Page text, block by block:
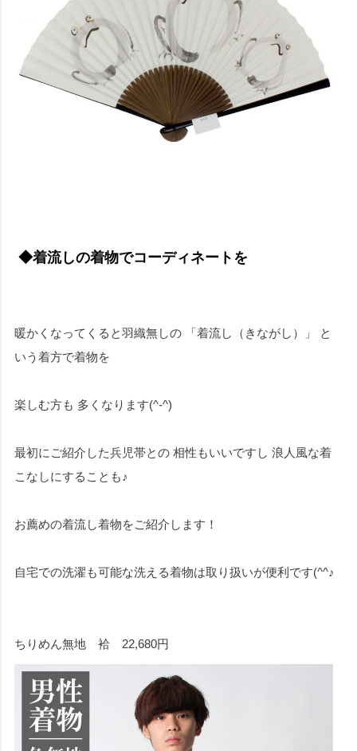
◆着流しの着物でコーディネートを
暖かくなってくると羽織無しの 「着流し（きながし）」 と
いう着方で着物を
楽しむ方も 多くなります(^-^)
最初にご紹介した兵児帯との 相性もいいですし 浪人風な着
こなしにすることも♪
お薦めの着流し着物をご紹介します！
自宅での洗濯も可能な洗える着物は取り扱いが便利です(^^♪
ちりめん無地 袷 22,680円